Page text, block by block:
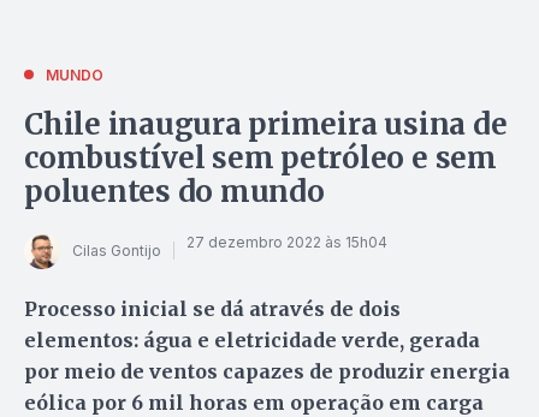
MUNDO
Chile inaugura primeira usina de
combustível sem petróleo e sem
poluentes do mundo
Cilas Gontijo 27 dezembro 2022 às 15h04
Processo inicial se dá através de dois
elementos: água e eletricidade verde, gerada
por meio de ventos capazes de produzir energia
eólica por 6 mil horas em operação em carga